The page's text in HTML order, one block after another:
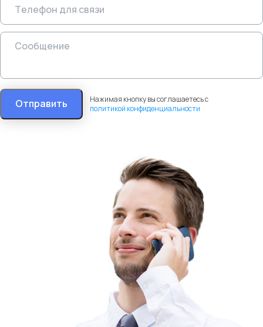
Отправить
Нажимая кнопку вы соглашаетесь с
политикой конфиденциальности